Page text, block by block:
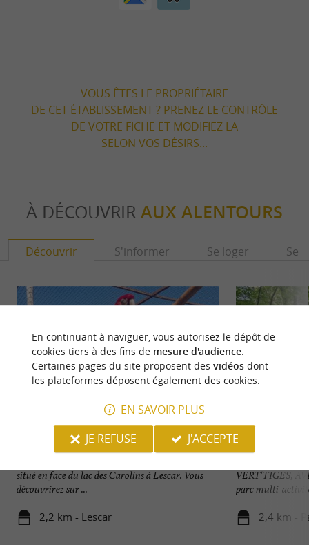
VOUS ÊTES LE PROPRIÉTAIRE
DE CET ÉTABLISSEMENT ? PRENEZ LE CONTRÔLE
DE VOTRE FICHE ET MODIFIEZ LA
SELON VOS DÉSIRS...
À DÉCOUVRIR AUX ALENTOURS
Découvrir S'informer Se loger Se
situé en face du lac des Carolins à Lescar. Vous
découvrirez sur ...
2,2 km - Lescar
Forêt des Vert-
VERT'TIGES,
parc multi-
2,4 km -
En continuant à naviguer, vous autorisez le dépôt de
cookies tiers à des fins de mesure d'audience.
Certaines pages du site proposent des vidéosdont
les plateformes déposent également des cookies.
EN SAVOIR PLUS
JE REFUSE
J'ACCEPTE